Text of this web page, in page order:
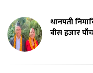
थानपती
बीस हजार